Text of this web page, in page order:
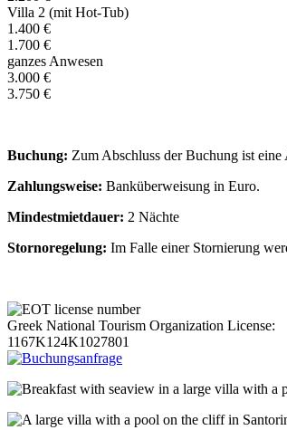
Villa 2 (mit Hot-Tub)
1.400 €
1.700 €
ganzes Anwesen
3.000 €
3.750 €
Buchung: Zum Abschluss der Buchung ist
Zahlungsweise: Banküberweisung in Euro.
Mindestmietdauer: 2 Nächte
Stornoregelung: Im Falle einer Stornierung
Greek National Tourism Organization License:
1167K124K1027801